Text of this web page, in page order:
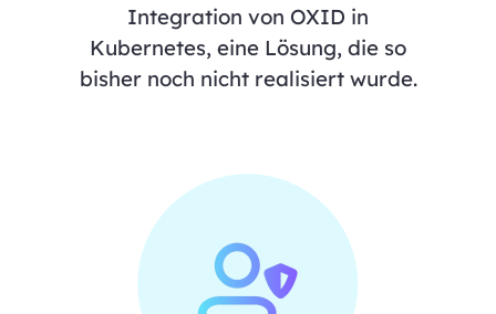
Integration von OXID in
Kubernetes, eine Lösung, die so
bisher noch nicht realisiert wurde.